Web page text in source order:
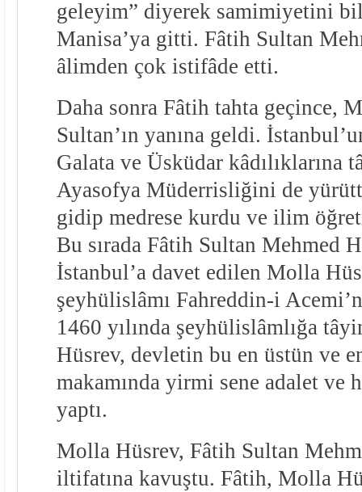
geleyim” diyerek samimiyetini
Manisa’ya gitti. Fâtih Sultan
âlimden çok istifâde etti.
Daha sonra Fâtih tahta geçince,
Sultan’ın yanına geldi.
Galata ve Üsküdar kâdılıklarına
Ayasofya Müderrisliğini de
gidip medrese kurdu ve ilim
Bu sırada Fâtih Sultan Mehmed
İstanbul’a davet edilen Molla
şeyhülislâmı Fahreddin-i
1460 yılında şeyhülislâmlığa
Hüsrev, devletin bu en üstün ve
makamında yirmi sene adalet ve
yaptı.
Molla Hüsrev, Fâtih Sultan
iltifatına kavuştu. Fâtih, Molla